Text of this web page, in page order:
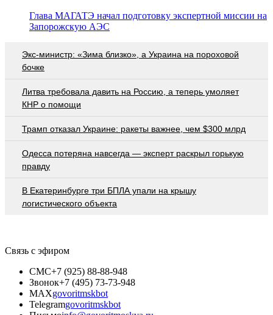
Глава МАГАТЭ начал подготовку экспертной миссии на
Запорожскую АЭС
Экс-министр: «Зима близко», а Украина на пороховой
бочке
Литва требовала давить на Россию, а теперь умоляет
КНР о помощи
Трамп отказал Украине: ракеты важнее, чем $300 млрд
Oдecca пoтeрянa нaвceгдa — экcпeрт рacкрыл гoрькую
прaвду
В Екатеринбурге три БПЛА упали на крышу
логистического объекта
Связь с эфиром
СМС+7 (925) 88-88-948
Звонок+7 (495) 73-73-948
MAXgovoritmskbot
Telegramgovoritmskbot